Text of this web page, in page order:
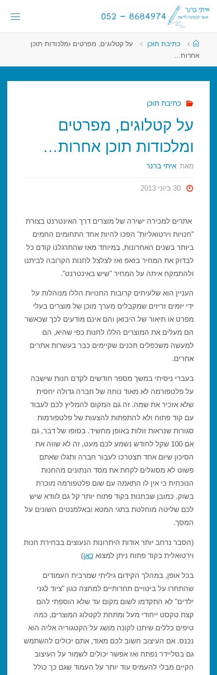
דלגו
לתוכן
לתוכן
יתי
כתי
בה
ל ר
עמוד
ראשי
כתיבת תוכן
על קטלוגים, מפרטים ומלכודות תוכן
אחרות…
כתיבת תוכן
על קטלוגים, מפרטים
ומלכודות תוכן אחרות…
מאת איתי ברנר
30 ביוני 2013
אתרים למכירה ישירה של מוצרים דרך האינטרנט בצורת
"חנויות וירטואליות" הפכו להיות אחד התחומים החמים
ביותר בשנים האחרונות, במיוחד מאז שהתרגלנו קודם כל
לבדוק את המחיר בזאפ ואז לצלצל לחנות הקרובה לביתנו
ולהתמקח איתה על המחיר "שיש באינטרנט".
העניין הוא שלעיתים קרובות החנויות הללו מנוהלות על
ידי יזמים זריזים שמקבלים מערך מוכן של מוצרים בעלי
מפרט או תיאור של היבואן והם אינם מודעים לכך שכאשר
הם מעלים את המוצרים הללו לחנות כפי שהיא, הם
למעשה משכפלים תכנים שקיימים כבר בעשרות אתרים
אחרים.
בעברי ניסיתי במשך מספר חודשים לקדם חנות שישבה
על פלטפורמה לא מאוד נוחה של חברה גדולה יחסית
שלא אזכיר את שמה. זה גם המקום להמליץ לכם לעבוד
עם קוד פתוח ולא להתפתות להצעות של פלטפורמות
סגורות שנראות זולות באופן מחשיד. בסופו של דבר, גם
אם 100 שקל לחודש נשמע לכם מעט, זה לא שווה את
הסיכון שיום אחד תצטרכו לעבור חברה ותגלו שאתם
פשוט לא מסוגלים לקחת את מסד הנתונים מהחנות
הנוכחית כי אין לו התאמה עם שום פלטפורמה מוכרת
בשוק. כמובן שבחנות בקוד פתוח יותר קל גם לוודא שיש
לכם שליטה מוחלטת בתגי המטא ובאלמנטים השונים על
המסך.
(הסבר נרחב יותר אודות היתרונות הנעוצים בבחירת חנות
וירטואלית בקוד פתוח ניתן למצוא כאן)
בכל אופן, במהלך הקידום גיליתי שמרבית העמודים
שהתחרו על ביטויים תחרותיים למחצה כגון "ציוד לגני
ילדים" לא התקדמו לשום מקום עד שלא הוספתי להם
קצת טקסט ייחודי מעל ומתחת לקטלוג המוצרים, כמה
טיפים כללים שיתנו לקונה מושג על הקטגוריה אליה הוא
נכנס. אם העיצוב חשוב לכם מאוד, אתם יכולים להשתמש
גם בסליידר נפתח ואז אפשר יכולים לשמור על העיצוב
הקיים מבלי להעמיס עוד יותר על העמוד שגם כך כולל